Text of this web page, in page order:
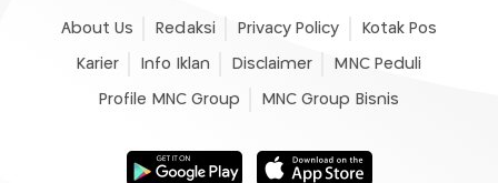
About Us Redaksi Privacy Policy Kotak Pos
Karier Info Iklan Disclaimer MNC Peduli
Profile MNC Group MNC Group Bisnis